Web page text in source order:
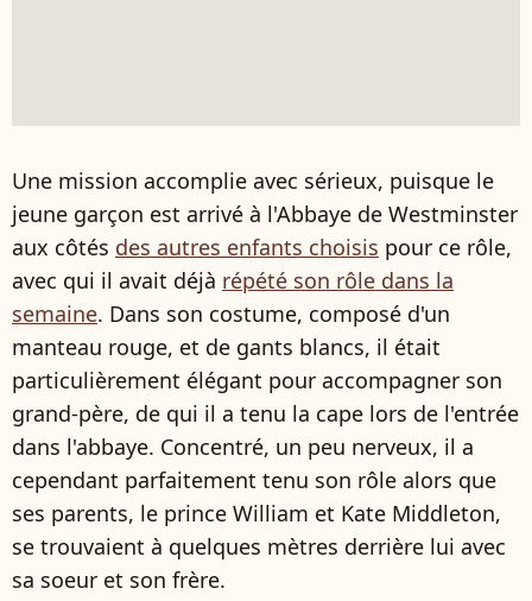
Une mission accomplie avec sérieux, puisque le
jeune garçon est arrivé à l'Abbaye de Westminster
aux côtés des autres enfants choisis pour ce rôle,
avec qui il avait déjà répété son rôle dans la
semaine. Dans son costume, composé d'un
manteau rouge, et de gants blancs, il était
particulièrement élégant pour accompagner son
grand-père, de qui il a tenu la cape lors de l'entrée
dans l'abbaye. Concentré, un peu nerveux, il a
cependant parfaitement tenu son rôle alors que
ses parents, le prince William et Kate Middleton,
se trouvaient à quelques mètres derrière lui avec
sa soeur et son frère.